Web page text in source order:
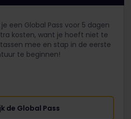
een Global Pass voor 5 dagen
kosten, want je hoeft niet te
mee en stap in de eerste
te beginnen!
de Global Pass